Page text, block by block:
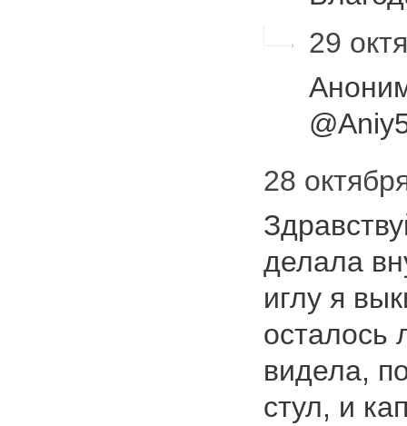
29
28
делала
иглу я
осталось
видела,
стул, и